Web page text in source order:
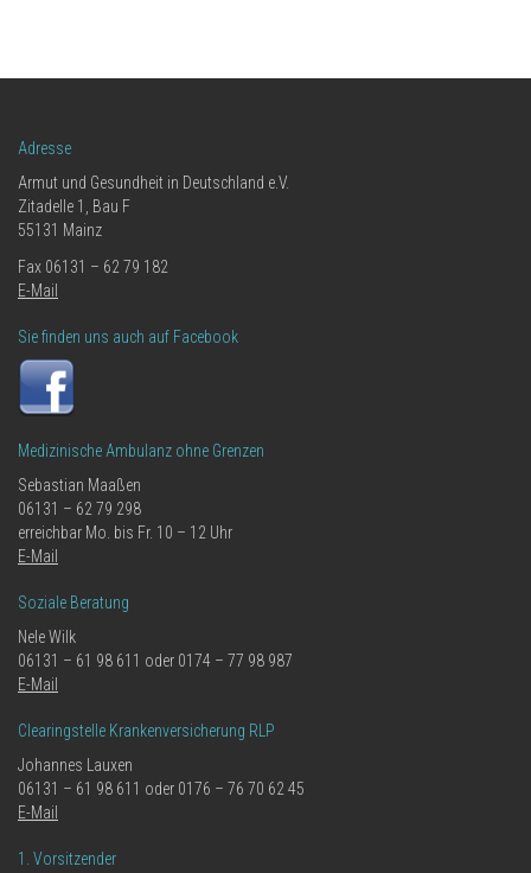
Adresse
Armut und Gesundheit in Deutschland e.V.
Zitadelle 1, Bau F
55131 Mainz
Fax 06131 – 62 79 182
E-Mail
Sie finden uns auch auf Facebook
Medizinische Ambulanz ohne Grenzen
Sebastian Maaßen
06131 – 62 79 298
erreichbar Mo. bis Fr. 10 – 12 Uhr
E-Mail
Soziale Beratung
Nele Wilk
06131 – 61 98 611 oder 0174 – 77 98 987
E-Mail
Clearingstelle Krankenversicherung RLP
Johannes Lauxen
06131 – 61 98 611 oder 0176 – 76 70 62 45
E-Mail
1. Vorsitzender